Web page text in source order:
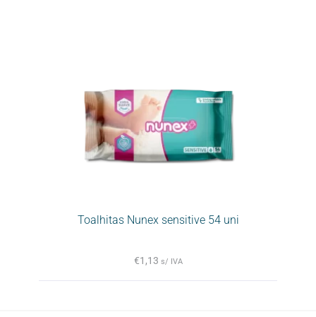
Toalhitas Nunex sensitive 54 uni
€1,13 s/ IVA